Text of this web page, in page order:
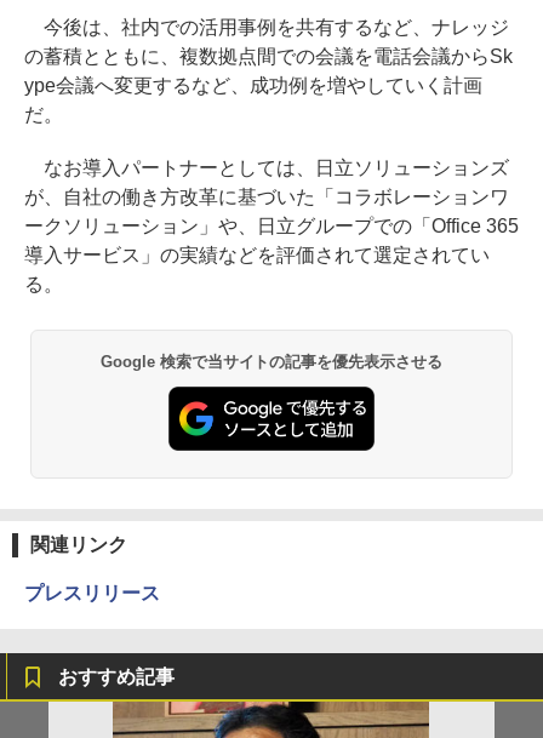
今後は、社内での活用事例を共有するなど、ナレッジ
の蓄積とともに、複数拠点間での会議を電話会議からSk
ype会議へ変更するなど、成功例を増やしていく計画
だ。
なお導入パートナーとしては、日立ソリューションズ
が、自社の働き方改革に基づいた「コラボレーションワ
ークソリューション」や、日立グループでの「Office 365
導入サービス」の実績などを評価されて選定されてい
る。
Google 検索で当サイトの記事を優先表示させる
関連リンク
プレスリリース
おすすめ記事